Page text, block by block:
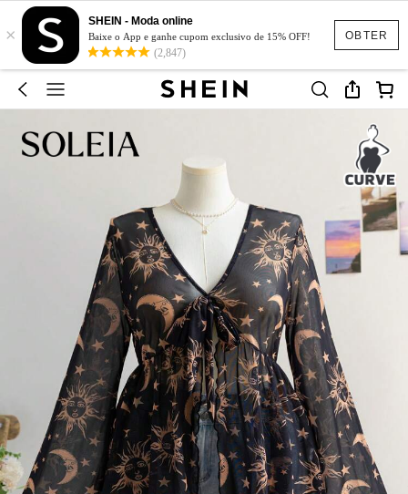
OBTER
×
SHEIN - Moda online
Baixe o App e ganhe cupom exclusivo de 15% OFF!
(2,847)